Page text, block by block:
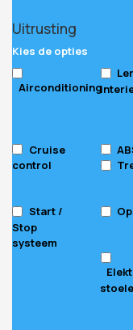
Uitrusting
Kies de opties
Airconditioning
Cruise
control
Start /
Stop
systeem